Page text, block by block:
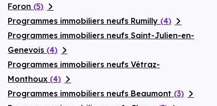
Foron (5)
Programmes immobiliers neufs Rumilly (4)
Programmes immobiliers neufs Saint-Julien-en-
Genevois (4)
Programmes immobiliers neufs Vétraz-
Monthoux (4)
Programmes immobiliers neufs Beaumont (3)